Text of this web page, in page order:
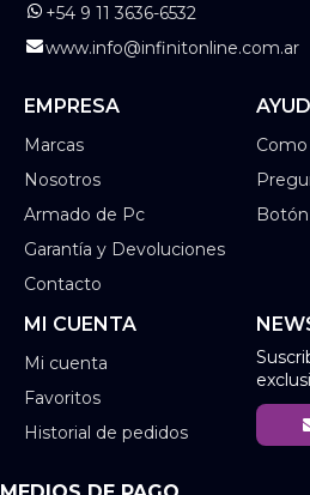
+54 9 11 3636-6532
www.info@infinitonline.com.ar
EMPRESA
Marcas
Nosotros
Armado de Pc
Garantía y Devoluciones
Contacto
MI CUENTA
Mi cuenta
Favoritos
Historial de pedidos